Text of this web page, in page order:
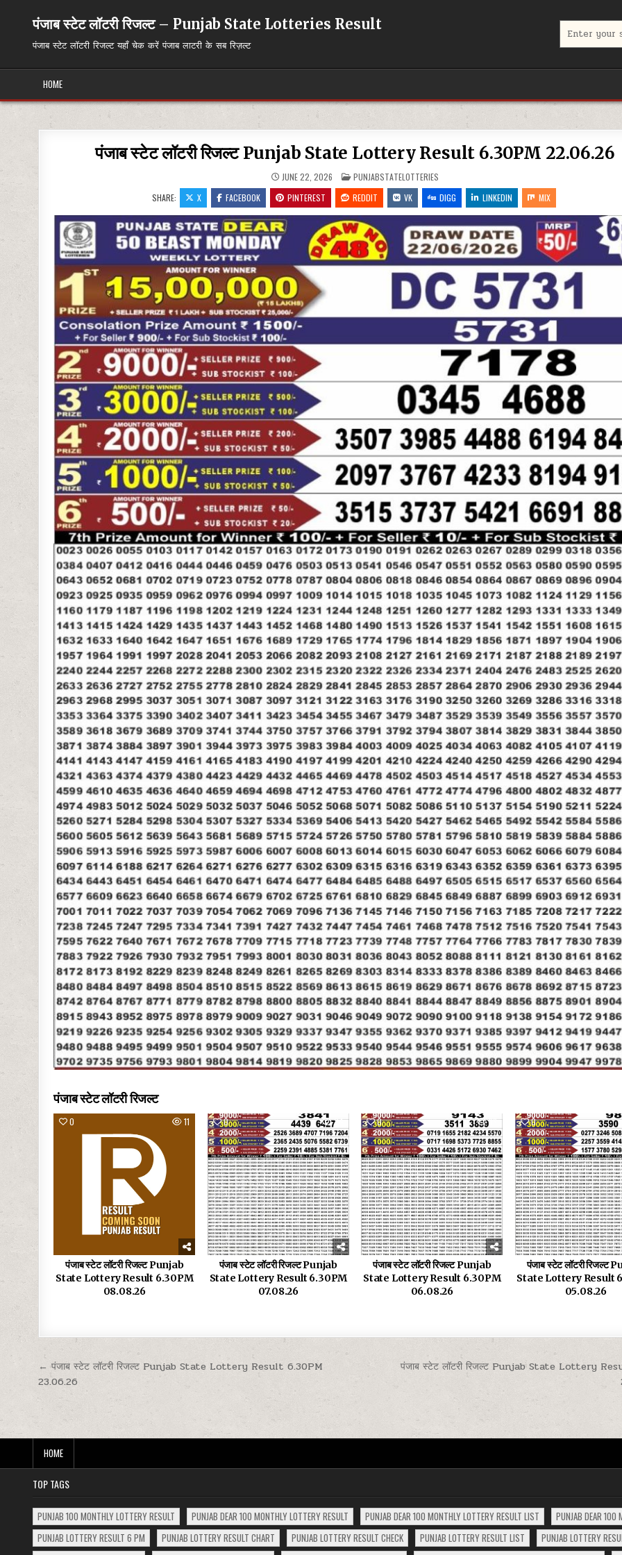
पंजाब स्टेट लॉटरी रिजल्ट – Punjab State Lotteries Result
पंजाब स्टेट लॉटरी रिजल्ट यहाँ चेक करें पंजाब लाटरी के सब रिज़ल्ट
for:
HOME
पंजाब स्टेट लॉटरी रिजल्ट Punjab State Lottery Result 6.30PM 22.06.26
JUNE 22, 2026 POSTED
IN
PUNJABSTATELOTTERIES
SHARE:
X FACEBOOK PINTEREST REDDIT VK DIGG LINKEDIN MIX
पंजाब स्टेट लॉटरी रिजल्ट
0 11
पंजाब स्टेट लॉटरी रिजल्ट Punjab
State Lottery Result 6.30PM
08.08.26
0 24
पंजाब स्टेट लॉटरी रिजल्ट Punjab
State Lottery Result 6.30PM
07.08.26
0 38
पंजाब स्टेट लॉटरी रिजल्ट Punjab
State Lottery Result 6.30PM
06.08.26
0
पंजाब स्टेट लॉटरी रिजल्ट
State Lottery Result
05.08.26
Post
navigation
पंजाब स्टेट लॉटरी रिजल्ट Punjab State Lottery
← पंजाब स्टेट लॉटरी रिजल्ट Punjab State Lottery Result 6.30PM
23.06.26
HOME
TOP TAGS
PUNJAB 100 MONTHLY LOTTERY RESULT PUNJAB DEAR 100 MONTHLY LOTTERY RESULT PUNJAB DEAR 100 MONTHLY LOTTERY RESULT LIST
PUNJAB DEAR 100
PUNJAB LOTTERY RESULT 6 PM
PUNJAB LOTTERY RESULT CHART PUNJAB LOTTERY RESULT CHECK PUNJAB LOTTERY RESULT LIST
PUNJAB LOTTERY